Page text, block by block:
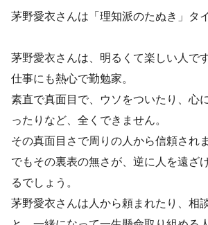
茅野愛衣さんは「理知派のたぬき」タ
茅野愛衣さんは、明るくて楽しい人です
仕事にも熱心で勤勉家。
素直で真面目で、ウソをついたり、心
ったりなど、全くできません。
その真面目さで周りの人から信頼されま
でもその裏表の無さが、逆に人を遠ざ
るでしょう。
茅野愛衣さんは人から頼まれたり、相